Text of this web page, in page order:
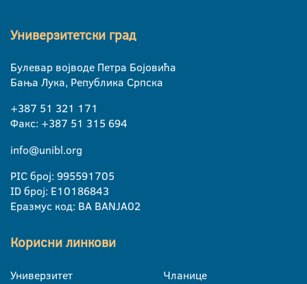
Универзитетски град
Булевар војводе Петра Бојовића
Бања Лука, Република Српска
+387 51 321 171
Факс: +387 51 315 694
info@unibl.org
PIC број: 995591705
ID број: E10186843
Еразмус код: BA BANJA02
Корисни линкови
Универзитет
Чланице